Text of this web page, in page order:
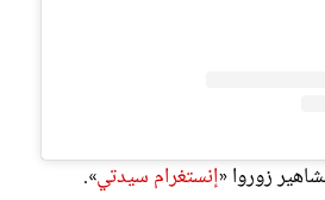
زوروا «إنستغرام سيدتي».